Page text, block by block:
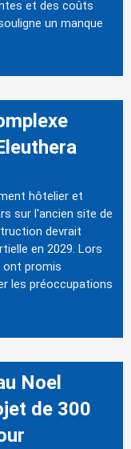
et des coûts
un manque
hôtelier et
sur l'ancien site de
devrait
en 2029. Lors
ont promis
les préoccupations
Noel
de 300